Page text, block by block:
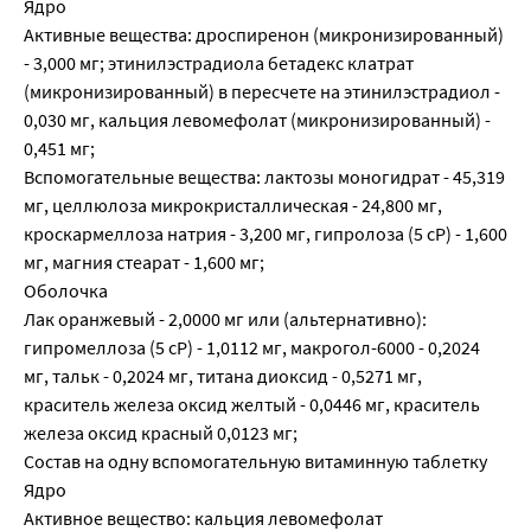
Ядро
Активные вещества: дроспиренон (микронизированный)
- 3,000 мг; этинилэстрадиола бетадекс клатрат
(микронизированный) в пересчете на этинилэстрадиол -
0,030 мг, кальция левомефолат (микронизированный) -
0,451 мг;
Вспомогательные вещества: лактозы моногидрат - 45,319
мг, целлюлоза микрокристаллическая - 24,800 мг,
кроскармеллоза натрия - 3,200 мг, гипролоза (5 сР) - 1,600
мг, магния стеарат - 1,600 мг;
Оболочка
Лак оранжевый - 2,0000 мг или (альтернативно):
гипромеллоза (5 сР) - 1,0112 мг, макрогол-6000 - 0,2024
мг, тальк - 0,2024 мг, титана диоксид - 0,5271 мг,
краситель железа оксид желтый - 0,0446 мг, краситель
железа оксид красный 0,0123 мг;
Состав на одну вспомогательную витаминную таблетку
Ядро
Активное вещество: кальция левомефолат